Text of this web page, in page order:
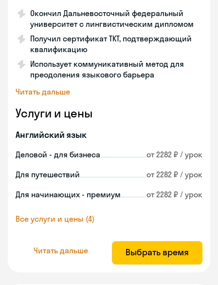
Окончил Дальневосточный федеральный
университет с лингвистическим дипломом
Получил сертификат TKT, подтверждающий
квалификацию
Использует коммуникативный метод для
преодоления языкового барьера
Читать дальше
Услуги и цены
Английский язык
Деловой - для бизнеса от 2282 ₽ / урок
Для путешествий от 2282 ₽ / урок
Для начинающих - премиум от 2282 ₽ / урок
Все услуги и цены (4)
Читать дальше Выбрать время